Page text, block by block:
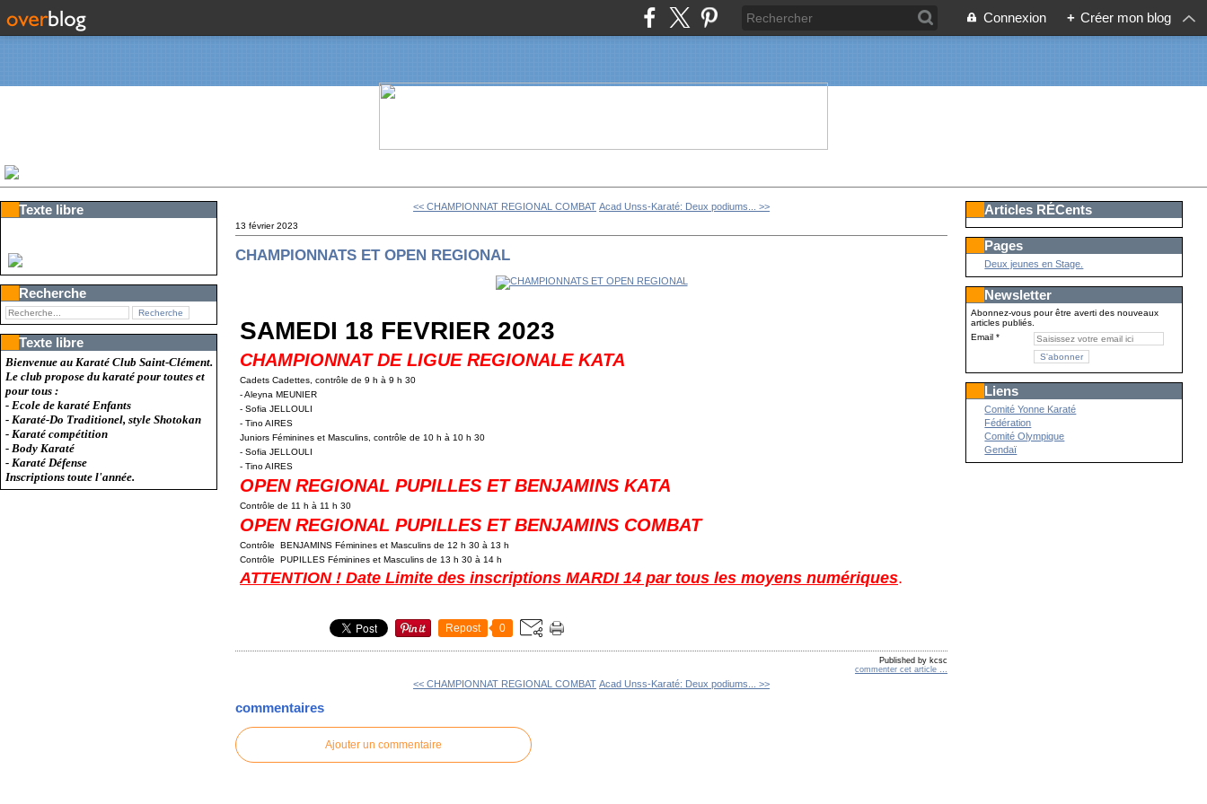
Connexion + Créer mon blog
Texte libre
Recherche
Texte libre
Bienvenue au Karaté Club Saint-Clément.
Le club propose du karaté pour toutes et
pour tous :
- Ecole de karaté Enfants
- Karaté-Do Traditionel, style Shotokan
- Karaté compétition
- Body Karaté
- Karaté Défense
Inscriptions toute l'année.
<< CHAMPIONNAT REGIONAL COMBAT Acad Unss-Karaté: Deux podiums... >>
13 février 2023
CHAMPIONNATS ET OPEN REGIONAL
SAMEDI 18 FEVRIER 2023
CHAMPIONNAT DE LIGUE REGIONALE KATA
Cadets Cadettes, contrôle de 9 h à 9 h 30
- Aleyna MEUNIER
- Sofia JELLOULI
- Tino AIRES
Juniors Féminines et Masculins, contrôle de 10 h à 10 h 30
- Sofia JELLOULI
- Tino AIRES
OPEN REGIONAL PUPILLES ET BENJAMINS KATA
Contrôle de 11 h à 11 h 30
OPEN REGIONAL PUPILLES ET BENJAMINS COMBAT
Contrôle BENJAMINS Féminines et Masculins de 12 h 30 à 13 h
Contrôle PUPILLES Féminines et Masculins de 13 h 30 à 14 h
ATTENTION ! Date Limite des inscriptions MARDI 14 par tous les moyens numériques.
Repost 0
Published by kcsc
commenter cet article
<< CHAMPIONNAT REGIONAL COMBAT Acad Unss-Karaté: Deux podiums... >>
commentaires
Ajouter un commentaire
Articles RÉCents
Pages
Deux jeunes en Stage.
Newsletter
Abonnez-vous pour être averti des nouveaux
articles publiés.
Email
Liens
Comité Yonne Karaté
Fédération
Comité Olympique
Gendaï